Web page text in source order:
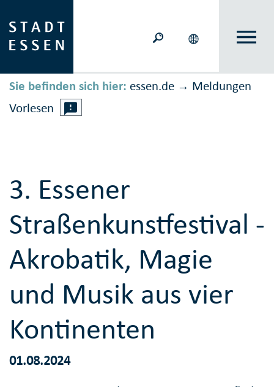
Sie befinden sich hier: essen.de → Meldungen
Vorlesen
3. Essener
Straßenkunstfestival -
Akrobatik, Magie
und Musik aus vier
Kontinenten
01.08.2024